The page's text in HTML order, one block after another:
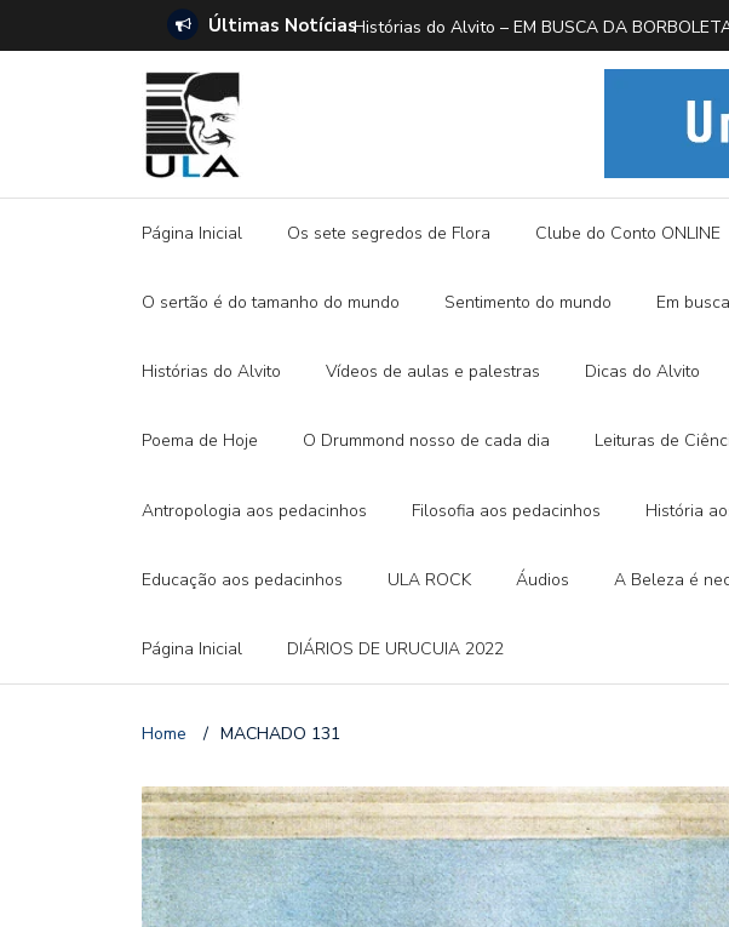
Últimas Notícias
E A DITADURA DIGITAL Histórias do Alvito – EM BUSCA DA
Página Inicial Os sete segredos de Flora Clube do Conto ONLINE
O sertão é do tamanho do mundo Sentimento do mundo Em
Histórias do Alvito Vídeos de aulas e palestras Dicas do Alvito
Poema de Hoje O Drummond nosso de cada dia Leituras de
Antropologia aos pedacinhos Filosofia aos pedacinhos História
Educação aos pedacinhos ULA ROCK Áudios A Beleza é
Página Inicial DIÁRIOS DE URUCUIA 2022
Home / MACHADO 131